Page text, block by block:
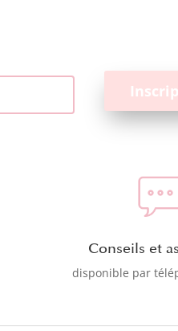
Conseils et
disponible par